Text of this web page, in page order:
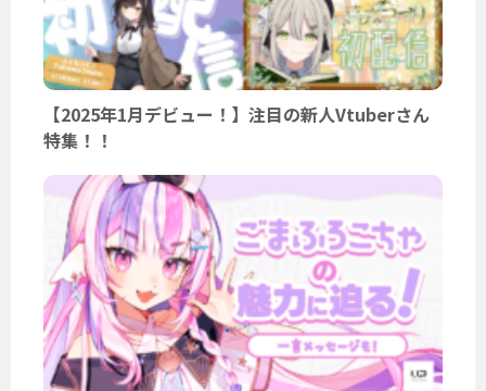
【2025年1月デビュー！】注目の新人Vtuberさん
特集！！